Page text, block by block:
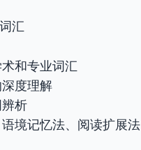
汇
和专业词汇
度理解
析
境记忆法、阅读扩展法